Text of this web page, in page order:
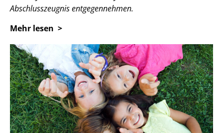
Abschlusszeugnis entgegennehmen.
Mehr lesen